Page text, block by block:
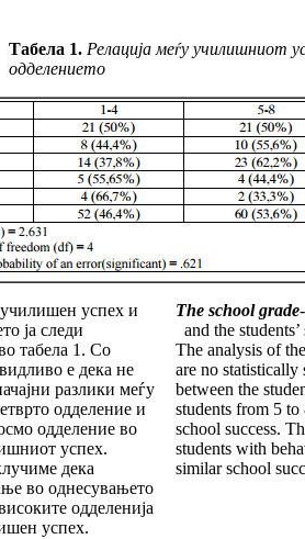
Табела 1. Релација меѓу училишниот
одделението
училишен успех и
ја следи
табела 1. Со
е дека не
разлики меѓу
одделение и
одделение во
успех.
дека
во однесувањето
одделенија
успех.
The school grade-
and the
The analysis of
are no
between the
students from 5
school success.
students with
similar school